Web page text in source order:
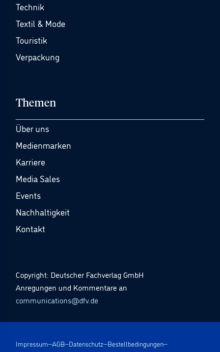
Technik
Textil & Mode
Touristik
Verpackung
Themen
Über uns
Medienmarken
Karriere
Media Sales
Events
Nachhaltigkeit
Kontakt
Copyright: Deutscher Fachverlag GmbH
Anregungen und Kommentare an
communications@dfv.de
Impressum AGB Datenschutz Bestellbedingungen